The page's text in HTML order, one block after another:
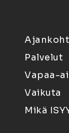
Palvelut
Vapaa-
Vaikuta
Mikä